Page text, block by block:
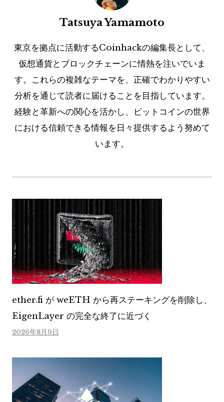
Tatsuya Yamamoto
東京を拠点に活動するCoinhackの編集長として、
仮想通貨とブロックチェーンに情熱を注いでいま
す。これらの複雑なテーマを、正確でわかりやすい
分析を通じて読者に届けることを目指しています。
経験と革新への関心を活かし、ビットコインの世界
における信頼できる情報を日々提供するよう努めて
います。
ether.fi が weETH から再ステーキングを削除し、
EigenLayer の完全な終了に近づく
2026年8月9日